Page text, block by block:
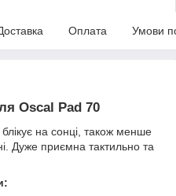
Оплата Умови
Oscal Pad 70
на сонці, також менше
Дуже приємна тактильно та